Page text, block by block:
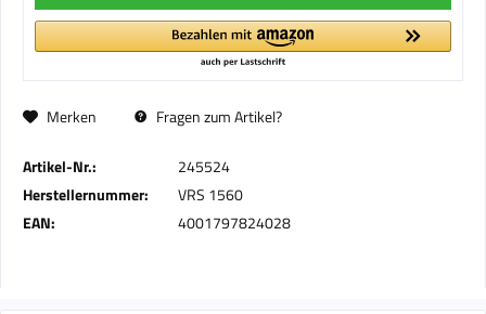
Merken Fragen zum Artikel?
Artikel-Nr.:
245524
Herstellernummer:
VRS 1560
EAN:
4001797824028